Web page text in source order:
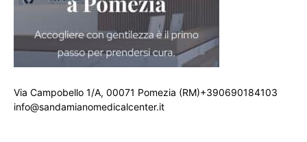
Via Campobello 1/A, 00071 Pomezia (RM)+390690184103
info@sandamianomedicalcenter.it